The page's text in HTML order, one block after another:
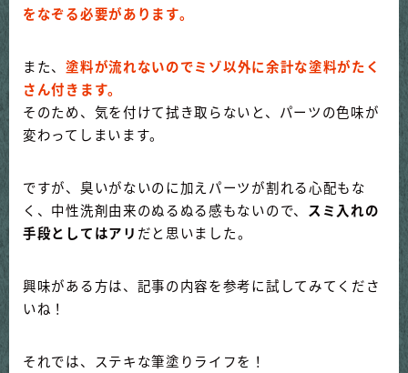
をなぞる必要があります。
また、塗料が流れないのでミゾ以外に余計な塗料がたく
さん付きます。
そのため、気を付けて拭き取らないと、パーツの色味が
変わってしまいます。
ですが、臭いがないのに加えパーツが割れる心配もな
く、中性洗剤由来のぬるぬる感もないので、
スミ入れの
手段としてはアリ だと思いました。
興味がある方は、記事の内容を参考に試してみてくださ
いね！
それでは、ステキな筆塗りライフを！